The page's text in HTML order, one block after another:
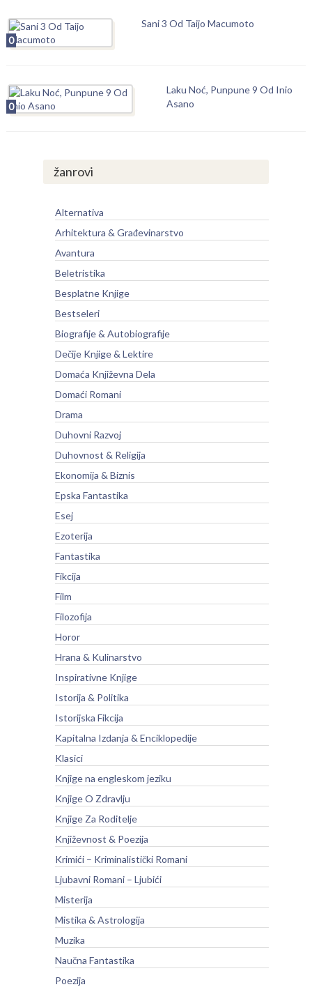
0
Sani 3 Od Taijo Macumoto
0
Laku Noć, Punpune 9 Od Inio
Asano
žanrovi
Alternativa
Arhitektura & Građevinarstvo
Avantura
Beletristika
Besplatne Knjige
Bestseleri
Biografije & Autobiografije
Dečije Knjige & Lektire
Domaća Književna Dela
Domaći Romani
Drama
Duhovni Razvoj
Duhovnost & Religija
Ekonomija & Biznis
Epska Fantastika
Esej
Ezoterija
Fantastika
Fikcija
Film
Filozofija
Horor
Hrana & Kulinarstvo
Inspirativne Knjige
Istorija & Politika
Istorijska Fikcija
Kapitalna Izdanja & Enciklopedije
Klasici
Knjige na engleskom jeziku
Knjige O Zdravlju
Knjige Za Roditelje
Književnost & Poezija
Krimići – Kriminalistički Romani
Ljubavni Romani – Ljubići
Misterija
Mistika & Astrologija
Muzika
Naučna Fantastika
Poezija